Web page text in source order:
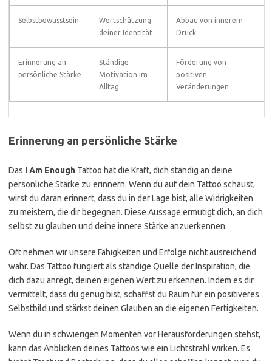
Selbstbewusstsein
Wertschätzung
deiner Identität
Abbau von innerem
Druck
Erinnerung an
persönliche Stärke
Ständige
Motivation im
Alltag
Förderung von
positiven
Veränderungen
Erinnerung an persönliche Stärke
Das I Am Enough Tattoo hat die Kraft, dich ständig an deine
persönliche Stärke zu erinnern. Wenn du auf dein Tattoo schaust,
wirst du daran erinnert, dass du in der Lage bist, alle Widrigkeiten
zu meistern, die dir begegnen. Diese Aussage ermutigt dich, an dich
selbst zu glauben und deine innere Stärke anzuerkennen.
Oft nehmen wir unsere Fähigkeiten und Erfolge nicht ausreichend
wahr. Das Tattoo fungiert als ständige Quelle der Inspiration, die
dich dazu anregt, deinen eigenen Wert zu erkennen. Indem es dir
vermittelt, dass du genug bist, schaffst du Raum für ein positiveres
Selbstbild und stärkst deinen Glauben an die eigenen Fertigkeiten.
Wenn du in schwierigen Momenten vor Herausforderungen stehst,
kann das Anblicken deines Tattoos wie ein Lichtstrahl wirken. Es